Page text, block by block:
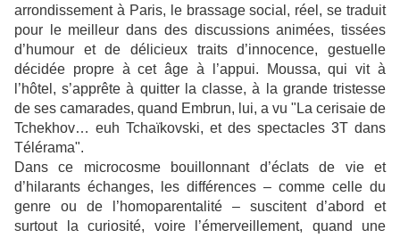
arrondissement à Paris, le brassage social, réel, se traduit
pour le meilleur dans des discussions animées, tissées
d’humour et de délicieux traits d’innocence, gestuelle
décidée propre à cet âge à l’appui. Moussa, qui vit à
l’hôtel, s’apprête à quitter la classe, à la grande tristesse
de ses camarades, quand Embrun, lui, a vu "La cerisaie de
Tchekhov… euh Tchaïkovski, et des spectacles 3T dans
Télérama".
Dans ce microcosme bouillonnant d’éclats de vie et
d’hilarants échanges, les différences – comme celle du
genre ou de l’homoparentalité – suscitent d’abord et
surtout la curiosité, voire l’émerveillement, quand une